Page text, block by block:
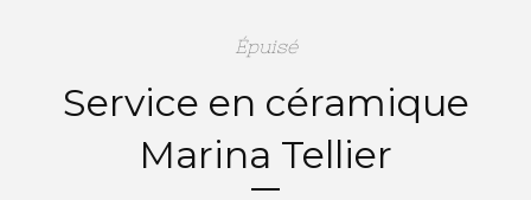
Épuisé
Service en céramique
Marina Tellier